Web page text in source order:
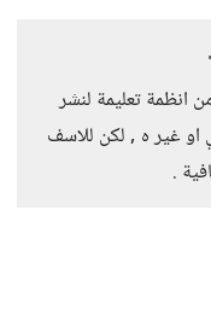
انظمة تعليمة لنشر
او غير ه , لكن للاسف
.